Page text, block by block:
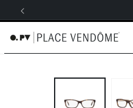
al contenido